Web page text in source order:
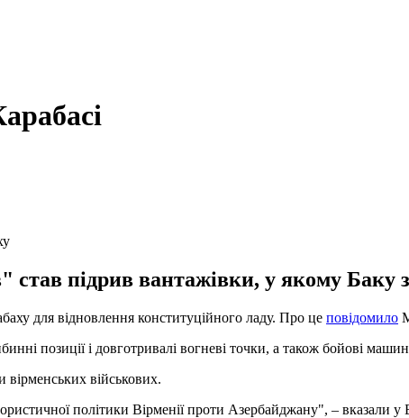
підрив вантажівки, у якому Баку
для відновлення конституційного ладу. Про це повідомило
позиції і довготривалі вогневі точки, а також бойові
вірменських військових.
політики Вірменії проти Азербайджану", – вказали у